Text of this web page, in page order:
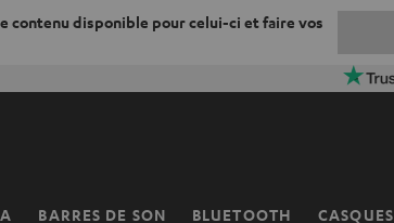
contenu disponible pour celui-ci et faire vos
BARRES DE SON BLUETOOTH CASQUES